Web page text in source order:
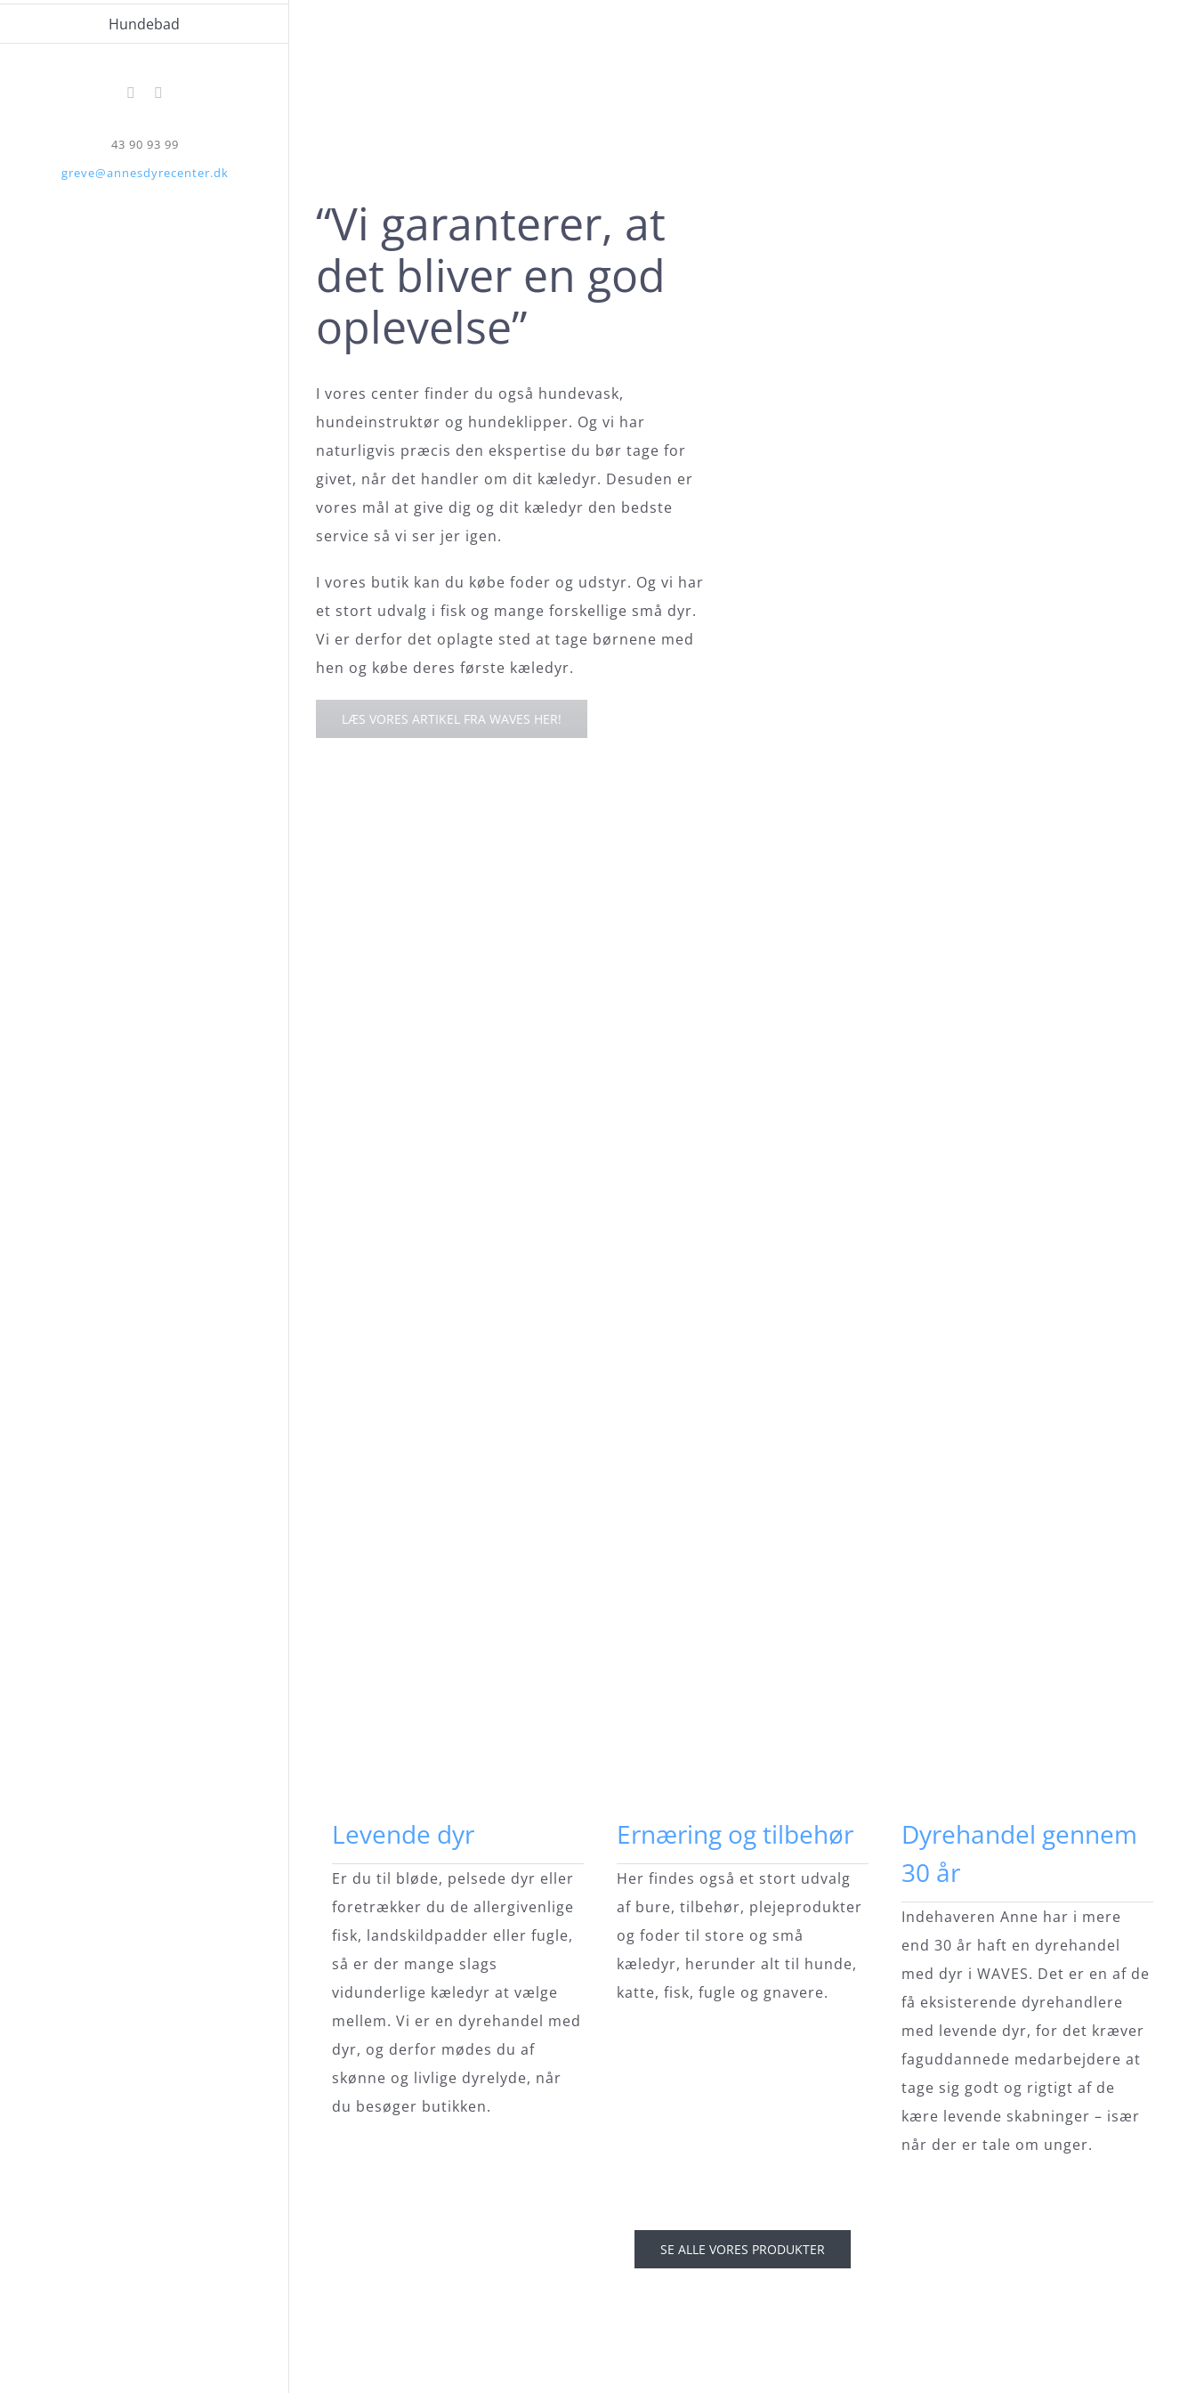
Hundebad
Facebook
43 90 93 99
greve@annesdyrecenter.dk
“Vi garanterer, at
det bliver en god
oplevelse”
I vores center finder du også hundevask,
hundeinstruktør og hundeklipper. Og vi har
naturligvis præcis den ekspertise du bør tage for
givet, når det handler om dit kæledyr. Desuden er
vores mål at give dig og dit kæledyr den bedste
service så vi ser jer igen.
I vores butik kan du købe foder og udstyr. Og vi har
et stort udvalg i fisk og mange forskellige små dyr.
Vi er derfor det oplagte sted at tage børnene med
hen og købe deres første kæledyr.
LÆS VORES ARTIKEL FRA WAVES HER!
Levende dyr
Er du til bløde, pelsede dyr eller
foretrækker du de allergivenlige
fisk, landskildpadder eller fugle,
så er der mange slags
vidunderlige kæledyr at vælge
mellem. Vi er en dyrehandel med
dyr, og derfor mødes du af
skønne og livlige dyrelyde, når
du besøger butikken.
Ernæring og tilbehør
Her findes også et stort udvalg
af bure, tilbehør, plejeprodukter
og foder til store og små
kæledyr, herunder alt til hunde,
katte, fisk, fugle og gnavere.
Dyrehandel gennem
30 år
Indehaveren Anne har i mere
end 30 år haft en dyrehandel
med dyr i WAVES. Det er en af de
få eksisterende dyrehandlere
med levende dyr, for det kræver
faguddannede medarbejdere at
tage sig godt og rigtigt af de
kære levende skabninger – især
når der er tale om unger.
SE ALLE VORES PRODUKTER